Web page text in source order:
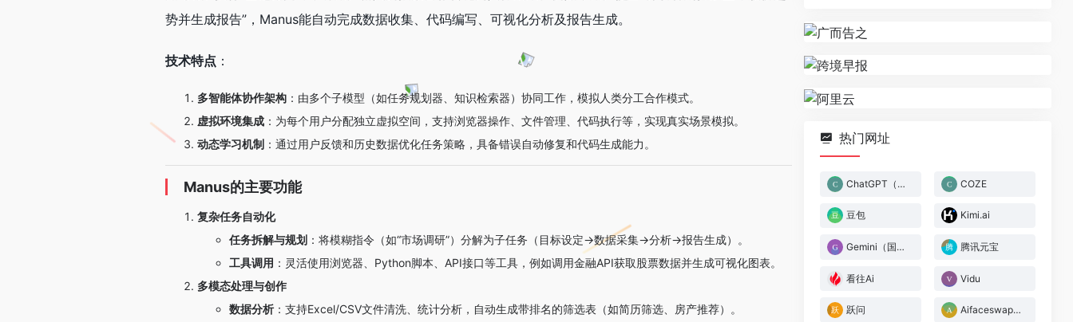
势并生成报告”，Manus能自动完成数据收集、代码编写、可视化分析及报告生成。
技术特点 ：
多智能体协作架构 ：由多个子模型（如任务规划器、知识检索器）协同工作，模拟人类分工合作模式。
虚拟环境集成 ：为每个用户分配独立虚拟空间，支持浏览器操作、文件管理、代码执行等，实现真实场景模拟。
动态学习机制 ：通过用户反馈和历史数据优化任务策略，具备错误自动修复和代码生成能力。
Manus的主要功能
复杂任务自动化
任务拆解与规划 ：将模糊指令（如“市场调研”）分解为子任务（目标设定→数据采集→分析→报告生成）。
工具调用 ：灵活使用浏览器、Python脚本、API接口等工具，例如调用金融API获取股票数据并生成可视化图表。
多模态处理与创作
数据分析：支持Excel/CSV文件清洗、统计分析，自动生成带排名的筛选表（如简历筛选、房产推荐）。
热门网址
ChatGPT（国际） COZE
豆包 Kimi.ai
Gemini（国际） 腾讯元宝
看往Ai Vidu
跃问 Aifaceswap（国际）